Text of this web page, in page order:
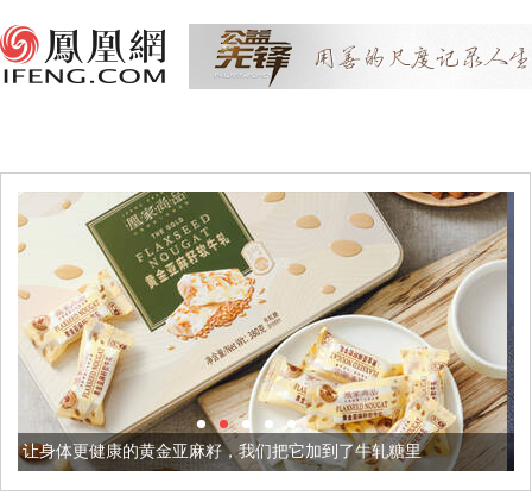
黄金亚麻籽，我们把它加到了牛轧糖里 被列入佛家七宝的